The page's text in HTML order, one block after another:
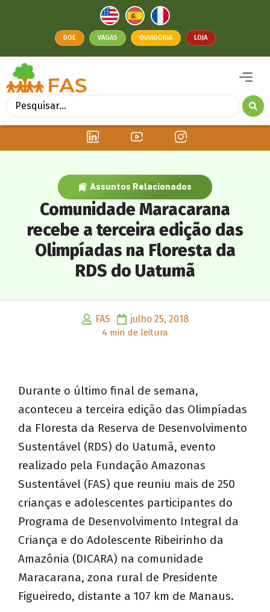
DOE VAGAS OUVIDORIA LOJA
Assuntos Relacionados
Comunidade Maracarana
recebe a terceira edição das
Olimpíadas na Floresta da
RDS do Uatumã
FAS julho 25, 2018
4 min de leitura
Durante o último final de semana,
aconteceu a terceira edição das Olimpíadas
da Floresta da Reserva de Desenvolvimento
Sustentável (RDS) do Uatumã, evento
realizado pela Fundação Amazonas
Sustentável (FAS) que reuniu mais de 250
crianças e adolescentes participantes do
Programa de Desenvolvimento Integral da
Criança e do Adolescente Ribeirinho da
Amazônia (DICARA) na comunidade
Maracarana, zona rural de Presidente
Figueiredo, distante a 107 km de Manaus.